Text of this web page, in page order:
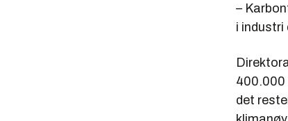
–
i
400.000
det